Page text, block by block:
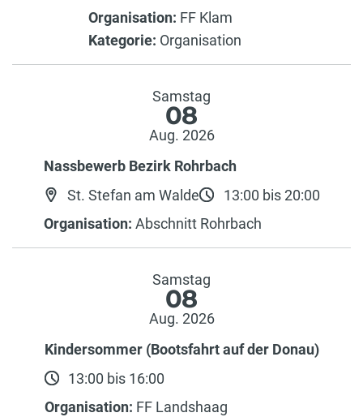
Organisation: FF Klam
Kategorie: Organisation
Samstag
08
Aug. 2026
Nassbewerb Bezirk Rohrbach
St. Stefan am Walde
13:00 bis 20:00
Organisation: Abschnitt Rohrbach
Samstag
08
Aug. 2026
Kindersommer (Bootsfahrt auf der Donau)
13:00 bis 16:00
Organisation: FF Landshaag